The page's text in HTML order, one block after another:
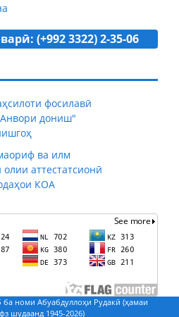
(+992 3322) 2-35-06
фосилавӣ
дониш"
ва илм
аттестатсионӣ
КОА
номи Абуабдуллоҳи Рудакӣ (ҳамаи
шудаанд 1945-2026)